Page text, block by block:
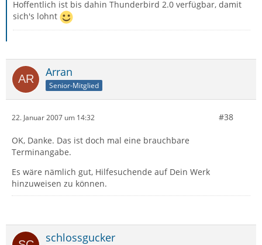
Hoffentlich ist bis dahin Thunderbird 2.0 verfügbar, damit
sich's lohnt
Arran
Senior-Mitglied
22. Januar 2007 um 14:32 #38
OK, Danke. Das ist doch mal eine brauchbare
Terminangabe.
Es wäre nämlich gut, Hilfesuchende auf Dein Werk
hinzuweisen zu können.
schlossgucker